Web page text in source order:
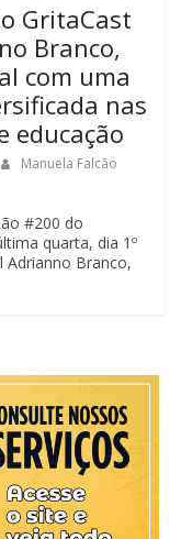
GritaCast
Branco,
com uma
nas
educação
Manuela Falcão
#200 do
quarta, dia 1º
Adrianno Branco,